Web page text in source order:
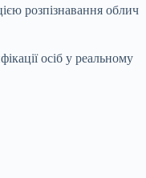
розпізнавання облич
осіб у реальному